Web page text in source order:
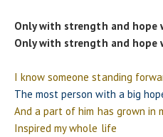
Only with strength and hope
Only with strength and hope
I know someone standing
The most person with a big
And a part of him has grown in
Inspired my whole life